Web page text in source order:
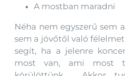
A mostban maradni
Néha nem egyszerű sem
sem a jövőtől való
segít, ha a jelenre
most van, ami most